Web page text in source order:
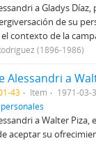
a Gladys
de su
contexto de la
(1896-1986)
Alessandri a
43 Item
1971-03-
a Walter
aceptar su